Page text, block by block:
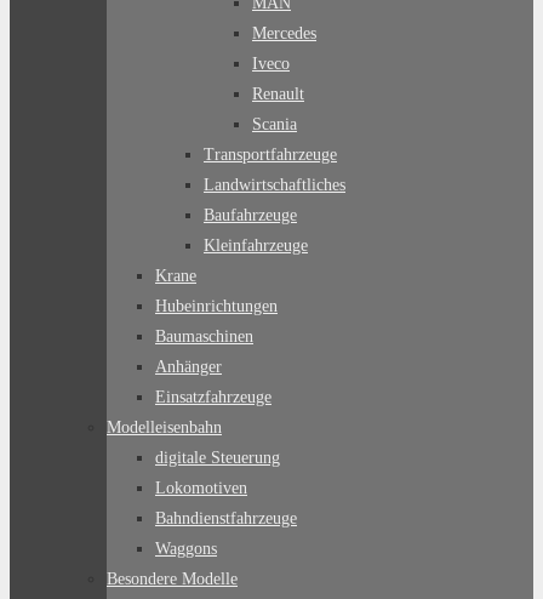
Mercedes
Iveco
Renault
Scania
Transportfahrzeuge
Landwirtschaftliches
Baufahrzeuge
Kleinfahrzeuge
Krane
Hubeinrichtungen
Baumaschinen
Anhänger
Einsatzfahrzeuge
Modelleisenbahn
digitale Steuerung
Lokomotiven
Bahndienstfahrzeuge
Waggons
Besondere Modelle